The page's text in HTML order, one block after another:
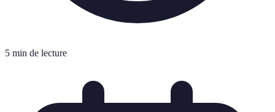
5 min de lecture